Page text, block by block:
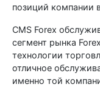
позиций компании
CMS Forex
сегмент рынка
технологии
отличное
именно той